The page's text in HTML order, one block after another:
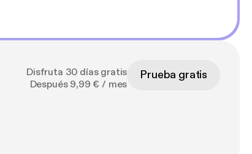
Disfruta 30 días gratis
Después 9,99 € / mes
Prueba gratis